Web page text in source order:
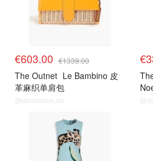
€603.00 €1339.00
The Outnet Le Bambino 皮
革麻织单肩包
@dealmoon.de